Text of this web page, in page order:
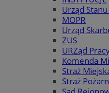
Urząd
MOPR
Urząd
ZUS
URZąd
Komenda
Straż
Straż